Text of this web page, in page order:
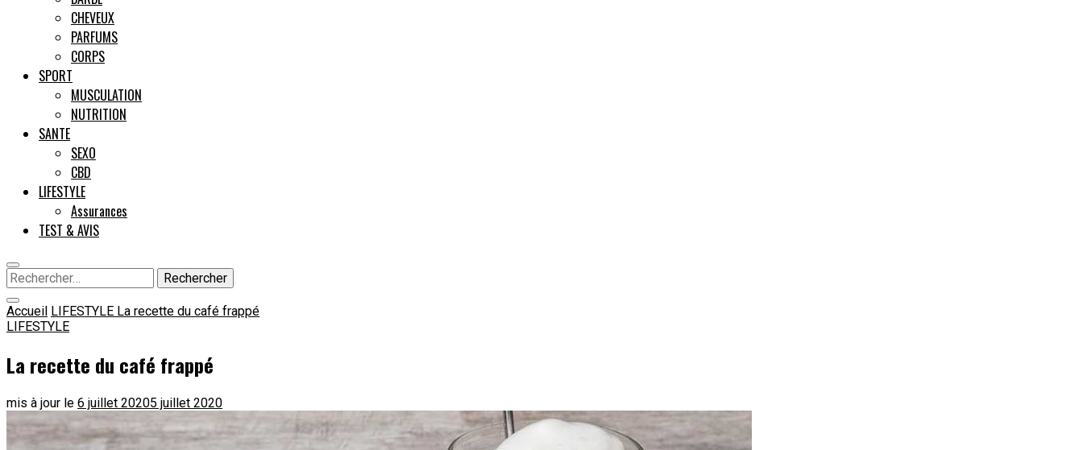
CHEVEUX
PARFUMS
CORPS
SPORT
MUSCULATION
NUTRITION
SANTE
SEXO
CBD
LIFESTYLE
Assurances
TEST & AVIS
Rechercher :
Accueil LIFESTYLE La recette du café frappé
LIFESTYLE
La recette du café frappé
mis à jour le 6 juillet 20205 juillet 2020